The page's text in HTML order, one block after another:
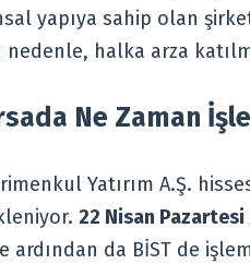
yapıya sahip olan
halka arza
Ne Zaman
Yatırım A.Ş.
22 Nisan
ardından da BİST de